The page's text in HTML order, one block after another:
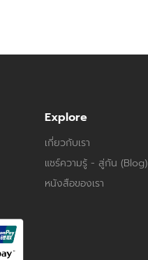
Explore
เกี่ยวกับเรา
แชร์ความรู้ - สู่กัน (Blog)
หนังสือของเรา